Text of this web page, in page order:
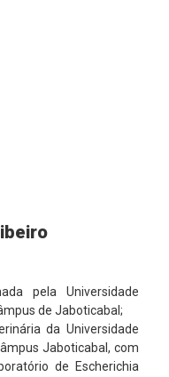
pela Universidade
de Jaboticabal;
da Universidade
Jaboticabal, com
de Escherichia